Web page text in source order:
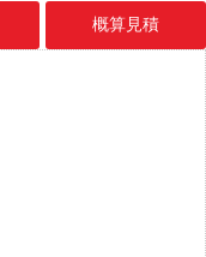
概算見積